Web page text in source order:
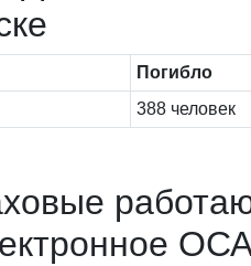
Погибло
388 человек